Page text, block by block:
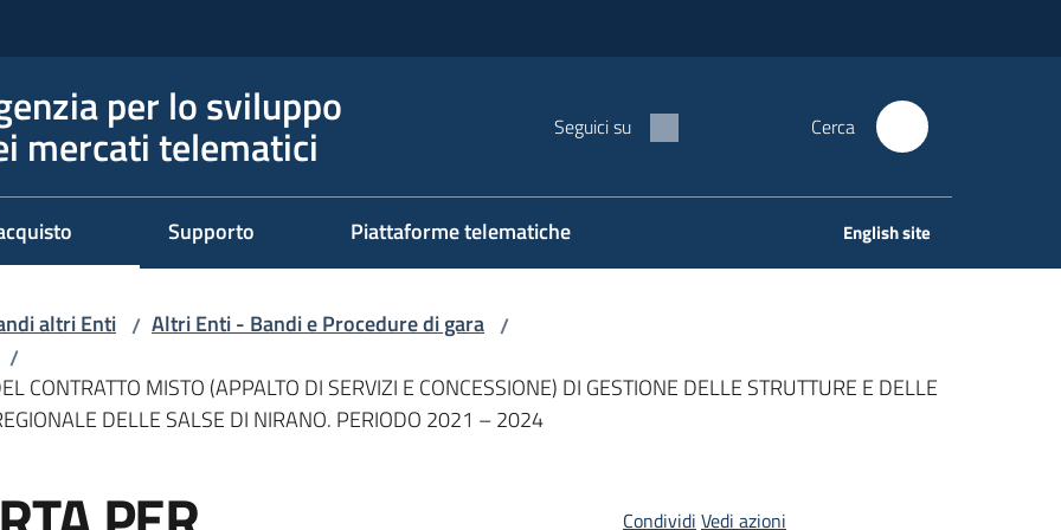
per lo sviluppo
mercati telematici Seguici su Cerca
Supporto Piattaforme telematiche English site
altri Enti / Altri Enti - Bandi e Procedure di gara /
/
CONTRATTO MISTO (APPALTO DI SERVIZI E CONCESSIONE) DI GESTIONE DELLE STRUTTURE E DELLE
DELLE SALSE DI NIRANO. PERIODO 2021 – 2024
Condividi Vedi azioni